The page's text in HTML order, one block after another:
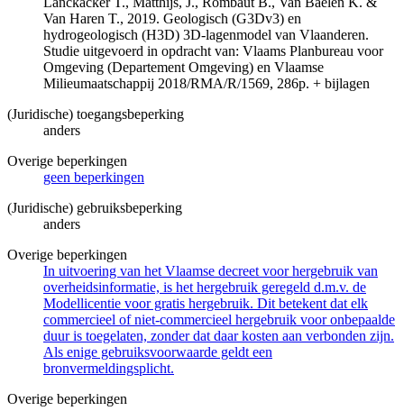
Van Haren T., 2019. Geologisch (G3Dv3) en
hydrogeologisch (H3D) 3D-lagenmodel van Vlaanderen.
Studie uitgevoerd in opdracht van: Vlaams Planbureau voor
Omgeving (Departement Omgeving) en Vlaamse
Milieumaatschappij 2018/RMA/R/1569, 286p. + bijlagen
(Juridische) toegangsbeperking
anders
Overige beperkingen
geen beperkingen
(Juridische) gebruiksbeperking
anders
Overige beperkingen
In uitvoering van het Vlaamse decreet voor hergebruik van
overheidsinformatie, is het hergebruik geregeld d.m.v. de
Modellicentie voor gratis hergebruik. Dit betekent dat elk
commercieel of niet-commercieel hergebruik voor onbepaalde
duur is toegelaten, zonder dat daar kosten aan verbonden zijn.
Als enige gebruiksvoorwaarde geldt een
bronvermeldingsplicht.
Overige beperkingen